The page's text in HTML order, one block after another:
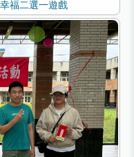
福二選一遊戲